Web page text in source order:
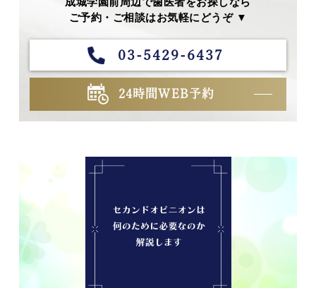
ご予約・ご相談はお気軽にどうぞ ▼
03-5429-6437
24時間WEB予約